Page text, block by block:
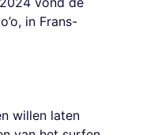
in Frans-
willen laten